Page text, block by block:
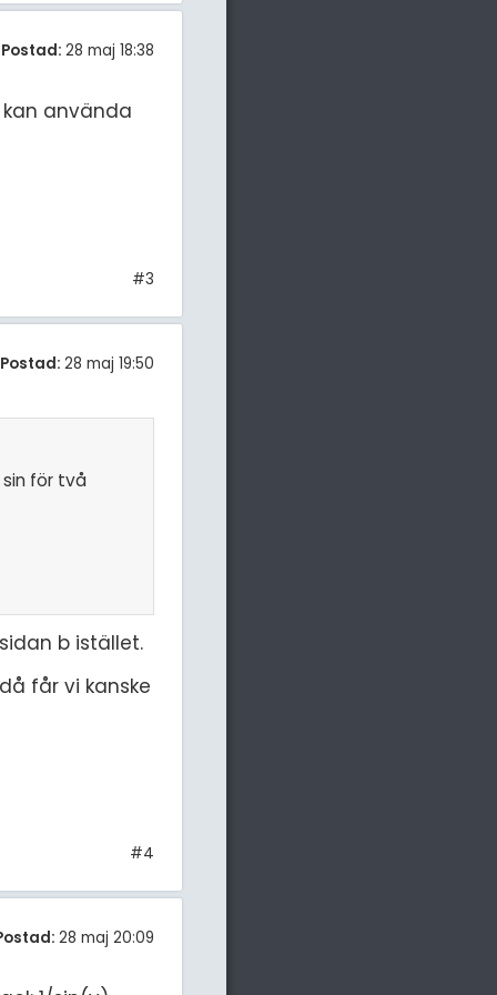
Postad: 28 maj 18:38
använda
#3
Postad: 28 maj 19:50
sin för två
b istället.
får vi kanske
#4
28 maj 20:09